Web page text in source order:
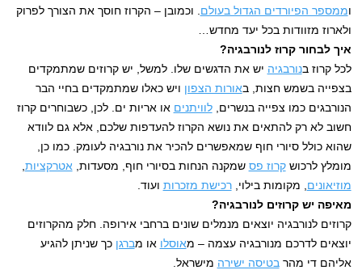
וממספר הפיורדים הגדול בעולם . וכמובן – הקרוז חוסך את הצורך לפרוק
ולארוז מזוודות בכל יעד מחדש…
איך לבחור קרוז לנורבגיה?
לכל קרוז בנורבגיה יש את הדגשים שלו. למשל, יש קרוזים שמתמקדים
בצפייה בשמש חצות, באורות הצפון ויש כאלו שמתמקדים בחיי הבר
הנורבגים כמו צפייה בנשרים,לוויתנים או אריות ים. לכן, כשבוחרים קרוז
חשוב לא רק להתאים את נושא הקרוז להעדפות שלכם, אלא גם לוודא
שהוא כולל סיורי חוף שמאפשרים להכיר את נורבגיה לעומק. כמו כן,
מומלץ לרכושקרוז פס שמקנה הנחות בסיורי חוף, מסעדות, אטרקציות
מוזיאונים , מקומות בילוי,רכישת מזכרות ועוד.
מאיפה יש קרוזים לנורבגיה?
קרוזים לנורבגיה יוצאים מנמלים שונים ברחבי אירופה. חלק מהקרוזים
יוצאים לדרכם מנורבגיה עצמה – מאוסלו או מברגן כך שניתן להגיע
אליהם די מהרבטיסה ישירה מישראל.